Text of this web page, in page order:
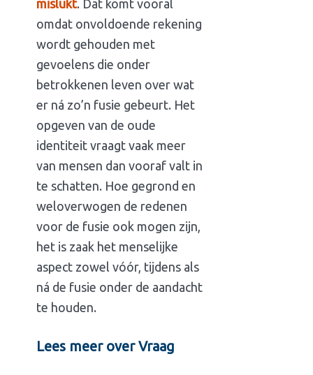
mislukt. Dat komt vooral
omdat onvoldoende rekening
wordt gehouden met
gevoelens die onder
betrokkenen leven over wat
er ná zo’n fusie gebeurt. Het
opgeven van de oude
identiteit vraagt vaak meer
van mensen dan vooraf valt in
te schatten. Hoe gegrond en
weloverwogen de redenen
voor de fusie ook mogen zijn,
het is zaak het menselijke
aspect zowel vóór, tijdens als
ná de fusie onder de aandacht
te houden.
Lees meer over Vraag